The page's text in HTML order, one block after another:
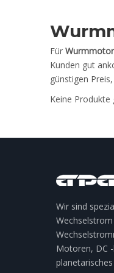
Für Wurmmotor
Kunden gut
günstigen
Keine Produkte
Wir sind
Motoren, DC